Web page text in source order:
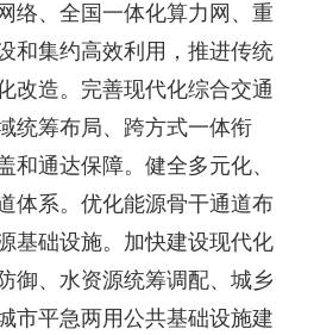
络、全国一体化算力网、重
和集约高效利用，推进传统
改造。完善现代化综合交通
统筹布局、跨方式一体衔
和通达保障。健全多元化、
体系。优化能源骨干通道布
基础设施。加快建设现代化
御、水资源统筹调配、城乡
市平急两用公共基础设施建